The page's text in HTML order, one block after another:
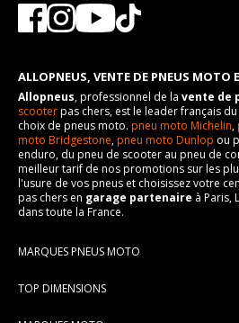
ALLOPNEUS, VENTE DE PNEUS MOTO
Allopneus, professionnel de la vente de
scooterpas chers, est le leader français
choix de pneus moto. pneu moto Michelin,
moto Bridgestone,pneu moto Dunlop ou
enduro, du pneu de scooter au pneu de
meilleur tarif de nos promotions sur les
l'usure de vos pneus et choisissez votre
pas chers en garage partenaire à Paris,
dans toute la France.
MARQUES PNEUS MOTO
TOP DIMENSIONS